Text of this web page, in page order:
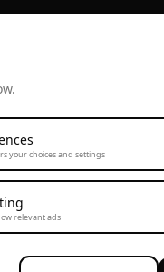
your choices and settings
relevant ads